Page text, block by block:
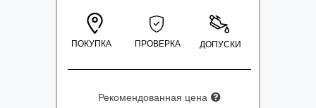
ПОКУПКА ПРОВЕРКА ДОПУСКИ
Рекомендованная цена